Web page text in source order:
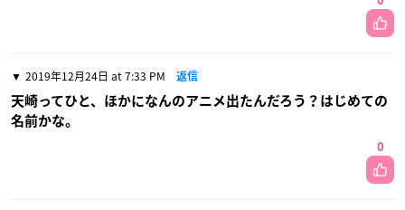
2019年12月24日 at 7:33 PM 返信
天崎ってひと、ほかになんのアニメ出たんだろう？はじめての
名前かな。
0